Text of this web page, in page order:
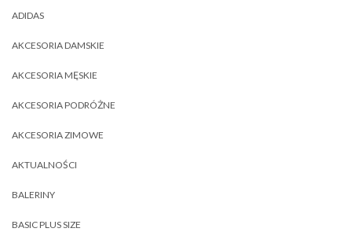
ADIDAS
AKCESORIA DAMSKIE
AKCESORIA MĘSKIE
AKCESORIA PODRÓŻNE
AKCESORIA ZIMOWE
AKTUALNOŚCI
BALERINY
BASIC PLUS SIZE